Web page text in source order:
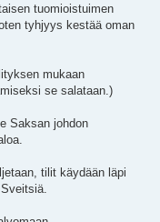
tuomioistuimen
tyhjyys kestää oman
mukaan
se salataan.)
Saksan johdon
tilit käydään läpi